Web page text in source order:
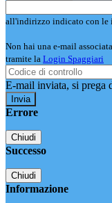
all'indirizzo indicato con le
Non hai una e-mail
tramite la Login Spaggiari
E-mail inviata, si prega
Errore
Chiudi
Successo
Chiudi
Informazione